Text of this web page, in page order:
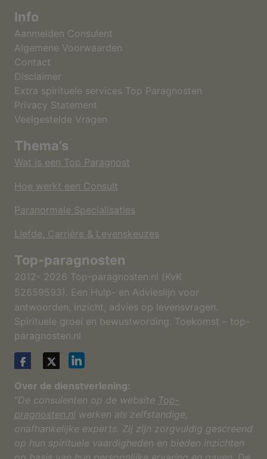
Info
Aanmelden Consulent
Algemene Voorwaarden
Contact
Disclaimer
Extra spirituele services Top Paragnosten
Privacy Statement
Veelgestelde Vragen
Thema’s
Wat is een Top Paragnost
Hoe werkt een Consult
Paranormale Specialisaties
Liefde, Carrière & Levenskeuzes
Top-paragnosten
2012- 2026 Top-paragnosten.nl (KvK
52659593). Een Hulp- en Advieslijn voor
antwoorden, inzicht, advies op levensvragen.
Spirituele groei en bewustwording. Toekomst – top-
paragnosten.nl
Over de dienstverlening:
“De consulenten op de website Top-
pragnosten.nl werken als zelfstandige,
onafhankelijke experts. Zij zijn zorgvuldig gescreend
op hun spirituele vaardigheden en bieden inzichten